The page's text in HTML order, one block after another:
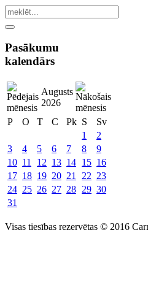
Pasākumu
kalendārs
Augusts
2026
P
O T C Pk S
Sv
1
2
3
4 5 6 7 8
9
10 11 12 13 14 15 16
17 18 19 20 21 22 23
24 25 26 27 28 29 30
31
Visas tiesības rezervētas © 2016